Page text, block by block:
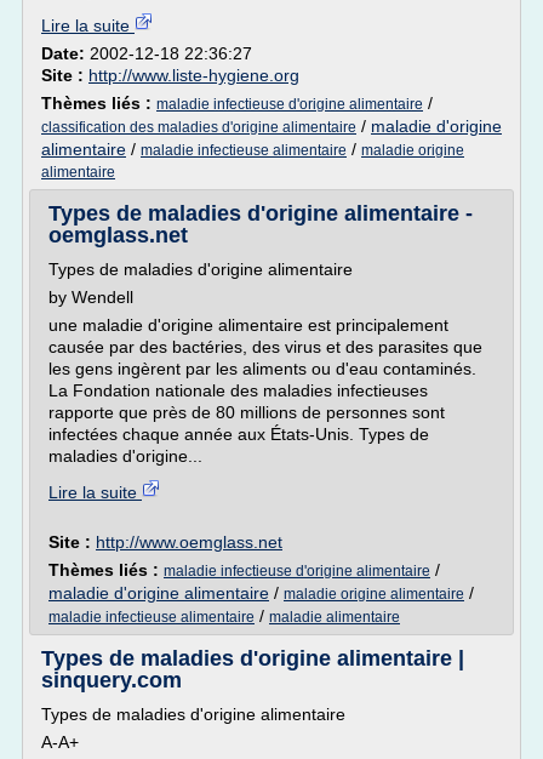
Lire la suite
Date: 2002-12-18 22:36:27
Site : http://www.liste-hygiene.org
Thèmes liés : maladie infectieuse d'origine alimentaire /
classification des maladies d'origine alimentaire / maladie d'origine
alimentaire / maladie infectieuse alimentaire / maladie origine
alimentaire
Types de maladies d'origine alimentaire -
oemglass.net
Types de maladies d'origine alimentaire
by Wendell
une maladie d'origine alimentaire est principalement
causée par des bactéries, des virus et des parasites que
les gens ingèrent par les aliments ou d'eau contaminés.
La Fondation nationale des maladies infectieuses
rapporte que près de 80 millions de personnes sont
infectées chaque année aux États-Unis. Types de
maladies d'origine...
Lire la suite
Site : http://www.oemglass.net
Thèmes liés : maladie infectieuse d'origine alimentaire /
maladie d'origine alimentaire / maladie origine alimentaire /
maladie infectieuse alimentaire / maladie alimentaire
Types de maladies d'origine alimentaire |
sinquery.com
Types de maladies d'origine alimentaire
A-A+